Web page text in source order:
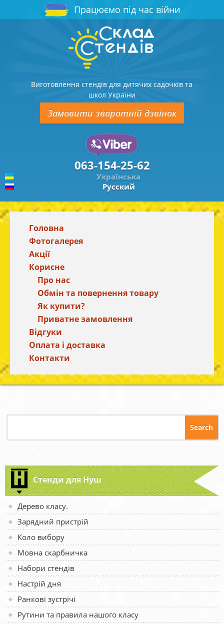
Працюємо під час війни
Виготовлення стендів для дитячих садочків та
школ України
Замовити зворотній дзвінок
063-154-25-62
Українська
Русский
Головна
Фотогалерея
Акції
Корисне
Про нас
Обмін та повернення товару
Як купити?
Приватне замовлення
Відгуки
Оплата і доставка
Контакти
Стенди для Нуш
Дерево класу.
Зарядний пристрій
Коло вибору
Мовна скарбничка
Набори стендів
Настрій дня
Ранкові зустрічі
Рутини та правила нашого класу